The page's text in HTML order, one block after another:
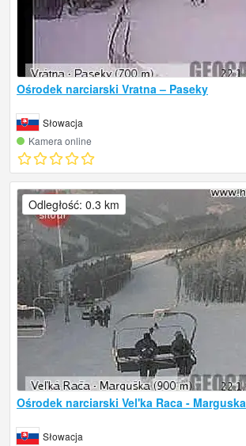
Ośrodek narciarski Vratna – Paseky
Słowacja
Kamera online
Ośrodek narciarski Vel'ka Raca - Marguska
Słowacja
Odległość: 0.3 km